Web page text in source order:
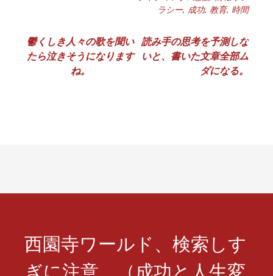
ラシー, 成功, 教育, 時間
投
稿
ョ
鬱くしき人々の歌を聞い
たら泣きそうになります
ね。
読み手の思考を予測しな
いと、書いた文章全部ム
ダになる。
西園寺ワールド、検索しす
ぎに注意 （成功と人生変